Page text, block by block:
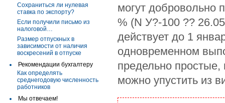
Сохраниться ли нулевая
ставка по экспорту?
Если получили письмо из
налоговой…
Размер отпускных в
зависимости от наличия
воскресений в отпуске
Рекомендации бухгалтеру
Как определять
среднегодовую численность
работников
Мы отвечаем!
могут добровольно
% (N У?-100 ??
действует до 1
одновременном
предельно
можно упустить из